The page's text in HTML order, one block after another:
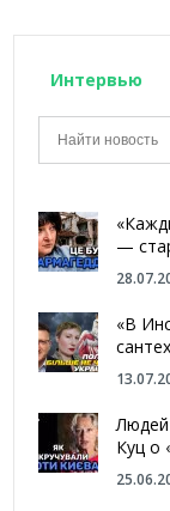
Интервью
—
«В
Людей
Куц о